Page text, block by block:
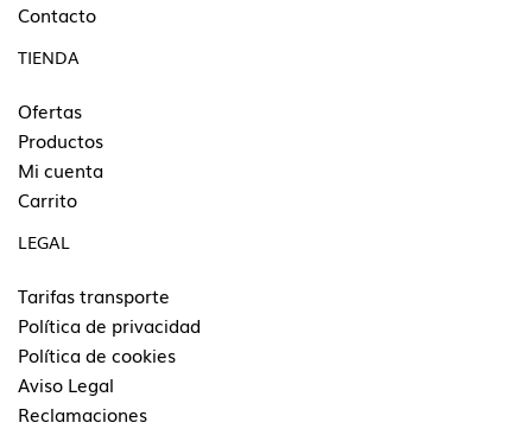
Contacto
TIENDA
Ofertas
Productos
Mi cuenta
Carrito
LEGAL
Tarifas transporte
Política de privacidad
Política de cookies
Aviso Legal
Reclamaciones